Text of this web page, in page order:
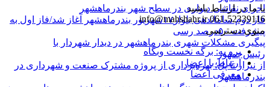
اجرای نقاشی دیواری در سطح شهر بندرماهشهر
فاز دوم ساماندهی بلوار۱۷شهریور بندرماهشهر آغاز شد/فاز اول به
پیشرفت ۵۰درصد رسی
پیگیری مشکلات شهری بندرماهشهر در دیدار شهردار با
رئیس‌جمهور
از نیزار تا پل؛ بهره‌برداری از پروژه مشترک صنعت و شهرداری در
بندرماهشهر
با ما در ارتباط باشید
061-52339116
info@mahshahr.ir
منوی دسترسی
برو به: برگه نخست وبگاه
ارتباط با اعضا
معرفی اعضا